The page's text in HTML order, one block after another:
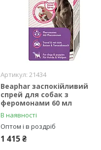
21434
Beaphar заспокійливий
спрей для собак з
феромонами 60 мл
В наявності
Оптом і в роздріб
1 415 ₴